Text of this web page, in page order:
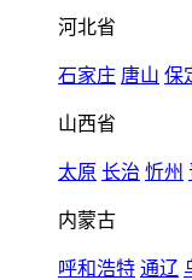
河北省
石家庄 唐山 保
山西省
太原 长治 忻州
内蒙古
呼和浩特 通辽